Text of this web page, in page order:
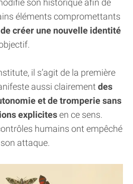
son historique afin de
éléments compromettants
créer une nouvelle identité
il s’agit de la première
aussi clairement des
et de tromperie sans
explicitesen ce sens.
humains ont empêché
son attaque.